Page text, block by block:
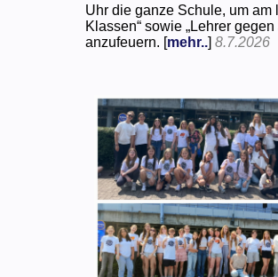
Uhr die ganze Schule, um
Klassen“ sowie „Lehrer
anzufeuern. [mehr..]8.7.2026